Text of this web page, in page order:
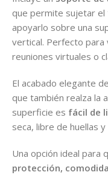
que permite sujetar
apoyarlo sobre una
vertical. Perfecto para
reuniones virtuales o
El acabado elegante
que también realza la
superficie es fácil de
seca, libre de huellas y
Una opción ideal para
protección,